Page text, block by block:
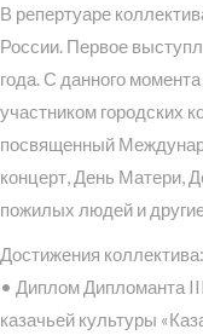
В репертуаре
России. Первое
года. С данного
участником городских
посвященный
концерт, День Матери,
пожилых людей и
Достижения коллектива:
• Диплом Дипломанта
казачьей культуры